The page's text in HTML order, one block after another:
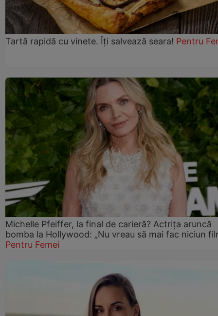
Tartă rapidă cu vinete. Îți salvează seara! Pentru
Michelle Pfeiffer, la final de carieră? Actrița aruncă
bomba la Hollywood: „Nu vreau să mai fac niciun
Pentru Femei